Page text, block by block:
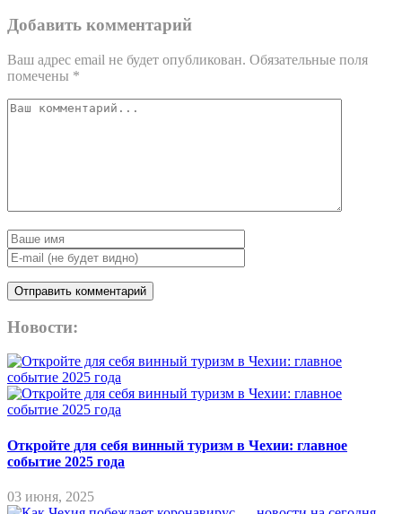
Добавить комментарий
Ваш адрес email не будет опубликован. Обязательные поля
помечены *
Новости:
Откройте для себя винный туризм в Чехии: главное
событие 2025 года
03 июня, 2025